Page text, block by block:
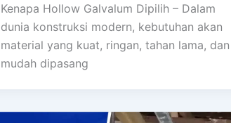
Kenapa Hollow Galvalum Dipilih – Dalam
dunia konstruksi modern, kebutuhan akan
material yang kuat, ringan, tahan lama, dan
mudah dipasang